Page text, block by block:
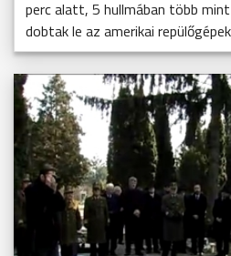
perc alatt, 5 hullmában több
dobtak le az amerikai